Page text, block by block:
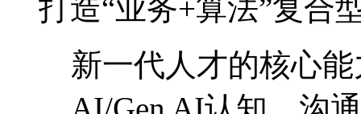
打造“业务+算法”复合
新一代人才的核心能力